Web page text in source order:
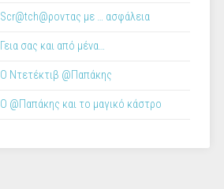
Scr@tch@ροντας με … ασφάλεια
Γεια σας και από μένα…
Ο Ντετέκτιβ @Παπάκης
O @Παπάκης και το μαγικό κάστρο